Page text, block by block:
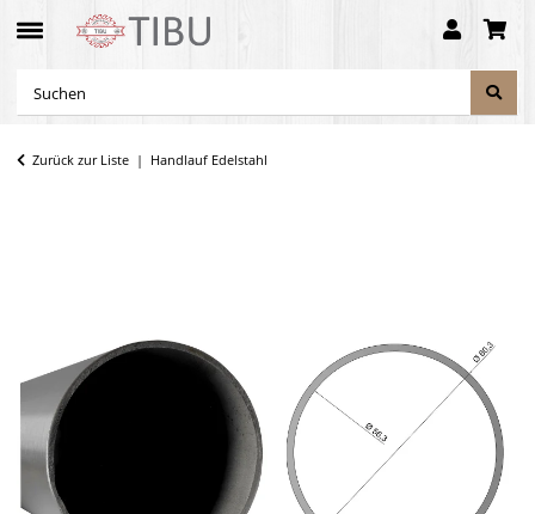
Zurück zur Liste Handlauf Edelstahl